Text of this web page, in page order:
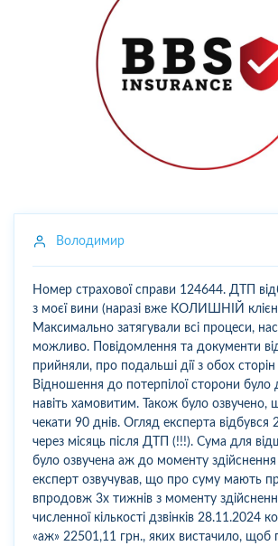
Володимир
Номер страхової справи 124644. ДТП
з моєї вини (наразі вже КОЛИШНІЙ
Максимально затягували всі процеси,
можливо. Повідомлення та документи
прийняли, про подальші дії з обох сторін
Відношення до потерпілої сторони
навіть хамовитим. Також було озвучено,
чекати 90 днів. Огляд експерта
через місяць після ДТП (!!!). Сума для
було озвучена аж до моменту здійснення
експерт озвучував, що про суму мають
впродовж 3х тижнів з моменту
численної кількості дзвінків 28.11.2024
«аж» 22501,11 грн., яких вистачило, щоб